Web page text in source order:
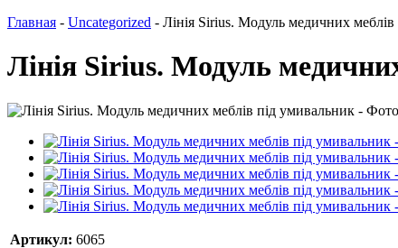
Главная - Uncategorized - Лінія Sirius. Модуль медичних
Лінія Sirius. Модуль
Артикул: 6065